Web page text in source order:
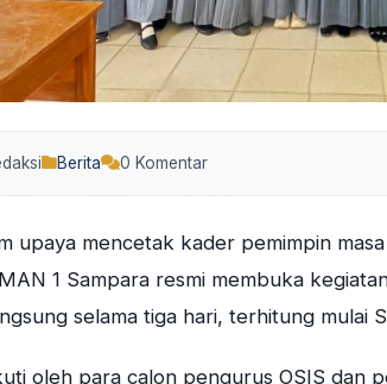
Berita 0 Komentar
upaya mencetak kader pemimpin
1 Sampara resmi membuka
selama tiga hari, terhitung mulai
oleh para calon pengurus OSIS dan